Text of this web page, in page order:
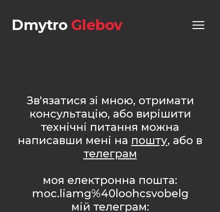
Dmytro Glebov
Зв'язатися зі мною, отримати
консультацію, або вирішити
технічні питання можна
написавши мені на пошту, або в
телеграм
моя електронна пошта:
moc.liamg%40loohcsvobelg
мій телеграм: